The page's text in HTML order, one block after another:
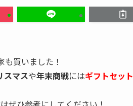
も買いました！
スマスや年末商戦にはギフトセット